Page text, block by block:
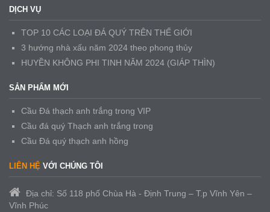
DỊCH VỤ
TOP 10 CÁC LOẠI ĐÁ QUÝ TRÊN THẾ GIỚI
3 hướng nhà xấu năm 2024 theo phong thủy
HUYỀN KHÔNG PHI TINH NĂM 2024 (GIÁP THÌN)
SẢN PHẨM MỚI
Cầu Đá thạch anh trắng trong VIP
Cầu đá quý Thạch anh trắng trong
Cầu Đá quý thạch anh hồng
LIÊN HỆ VỚI CHÚNG TÔI
Địa chỉ: Số 118 phố Chùa Hà - Định Trung – T.p Vĩnh Yên –
Vĩnh Phúc